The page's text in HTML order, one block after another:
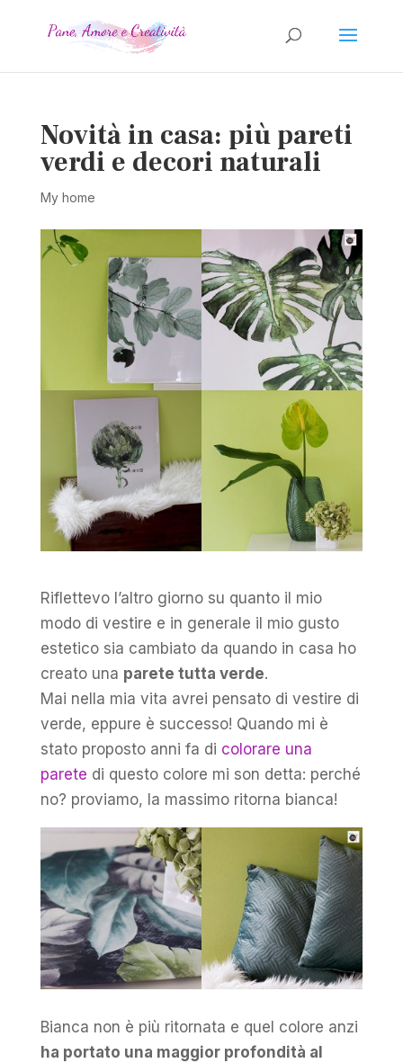
Novità in casa: più pareti
verdi e decori naturali
My home
Riflettevo l’altro giorno su quanto il mio
modo di vestire e in generale il mio gusto
estetico sia cambiato da quando in casa ho
creato una parete tutta verde.
Mai nella mia vita avrei pensato di vestire di
verde, eppure è successo! Quando mi è
stato proposto anni fa di colorare una
parete di questo colore mi son detta: perché
no? proviamo, la massimo ritorna bianca!
Bianca non è più ritornata e quel colore anzi
ha portato una maggior profondità al